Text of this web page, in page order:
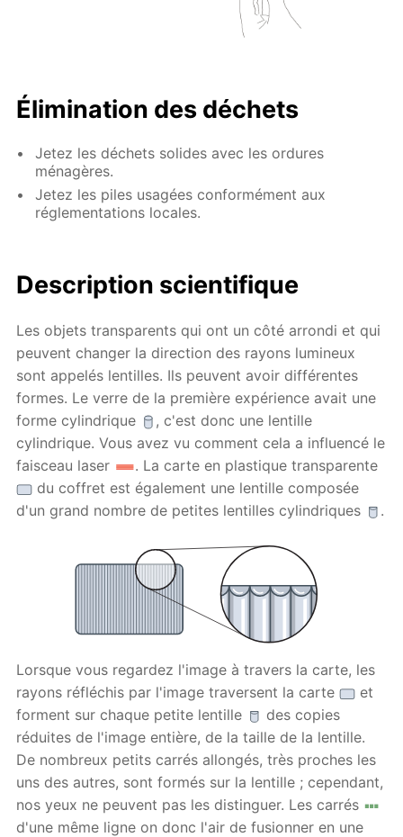
Élimination des déchets
Jetez les déchets solides avec les ordures
ménagères.
Jetez les piles usagées conformément aux
réglementations locales.
Description scientifique
Les objets transparents qui ont un côté arrondi et qui
peuvent changer la direction des rayons lumineux
sont appelés lentilles. Ils peuvent avoir différentes
formes. Le verre de la première expérience avait une
forme cylindrique
, c'est donc une lentille
cylindrique. Vous avez vu comment cela a influencé le
faisceau laser
. La carte en plastique transparente
du coffret est également une lentille composée
d'un grand nombre de petites lentilles cylindriques
.
Lorsque vous regardez l'image à travers la carte, les
rayons réfléchis par l'image traversent la carte
et
forment sur chaque petite lentille
des copies
réduites de l'image entière, de la taille de la lentille.
De nombreux petits carrés allongés, très proches les
uns des autres, sont formés sur la lentille ; cependant,
nos yeux ne peuvent pas les distinguer. Les carrés
d'une même ligne on donc l'air de fusionner en une